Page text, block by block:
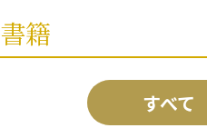
書籍
すべて